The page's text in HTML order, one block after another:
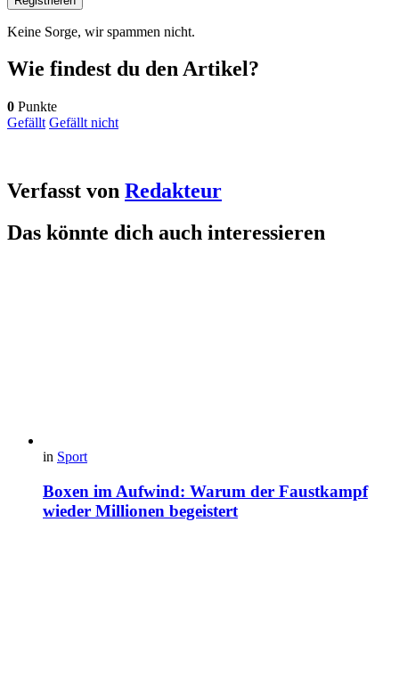
Keine Sorge, wir spammen nicht.
Wie findest du den Artikel?
0 Punkte
Gefällt Gefällt nicht
Verfasst von Redakteur
Das könnte dich auch interessieren
in Sport
Boxen im Aufwind: Warum der Faustkampf
wieder Millionen begeistert